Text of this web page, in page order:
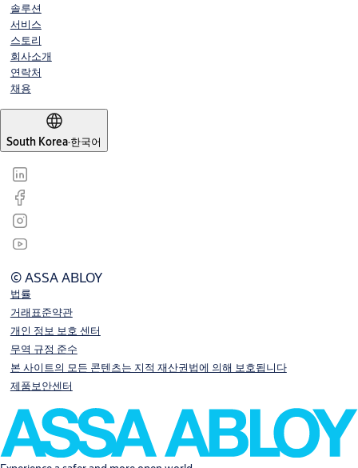
솔루션
서비스
스토리
회사소개
연락처
채용
South Korea·한국어
© ASSA ABLOY
법률
거래표준약관
개인 정보 보호 센터
무역 규정 준수
본 사이트의 모든 콘텐츠는 지적 재산권법에 의해 보호됩니다
제품보안센터